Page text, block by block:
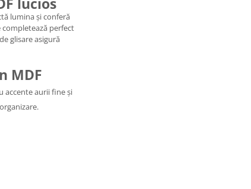
lumina și conferă
perfect
glisare asigură
MDF
accente aurii fine și